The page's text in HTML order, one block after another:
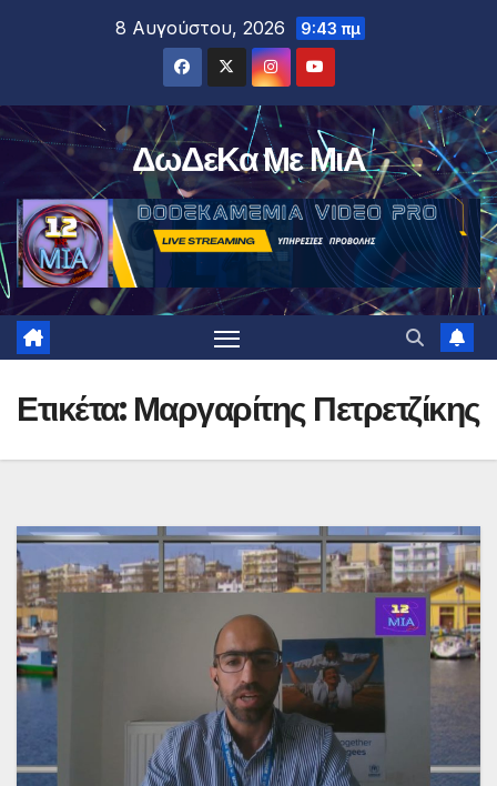
8 Αυγούστου, 2026 9:43 πμ
ΔωΔεΚα Με ΜιΑ
Ετικέτα: Μαργαρίτης Πετρετζίκης